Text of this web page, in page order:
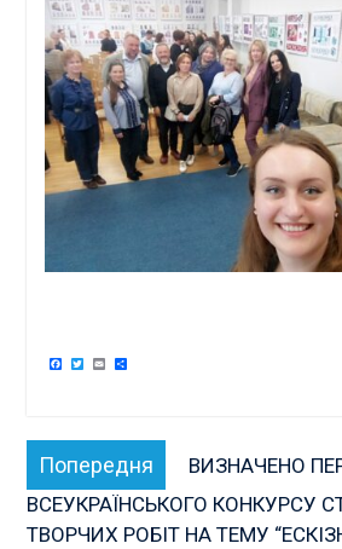
Facebook
Twitter
EmailПоділитися
Навігація
записів
Попередня
публікація:
ВИЗНАЧЕНО
ВСЕУКРАЇНСЬКОГО КОНКУРСУ
ТВОРЧИХ РОБІТ НА ТЕМУ